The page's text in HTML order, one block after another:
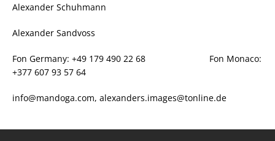
Alexander Schuhmann
Alexander Sandvoss
Fon Germany: +49 179 490 22 68 Fon Monaco:
+377 607 93 57 64
info@mandoga.com, alexanders.images@tonline.de